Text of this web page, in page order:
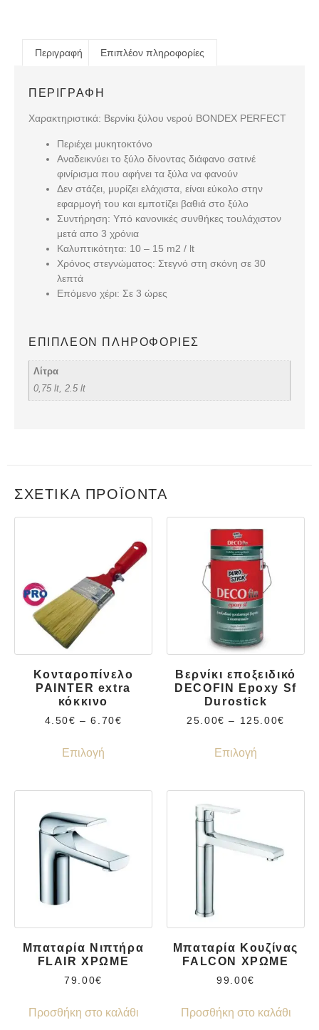
Περιγραφή Επιπλέον πληροφορίες
ΠΕΡΙΓΡΑΦΉ
Χαρακτηριστικά: Βερνίκι ξύλου νερού BONDEX PERFECT
Περιέχει μυκητοκτόνο
Αναδεικνύει το ξύλο δίνοντας διάφανο σατινέ
φινίρισμα που αφήνει τα ξύλα να φανούν
Δεν στάζει, μυρίζει ελάχιστα, είναι εύκολο στην
εφαρμογή του και εμποτίζει βαθιά στο ξύλο
Συντήρηση: Υπό κανονικές συνθήκες τουλάχιστον
μετά απο 3 χρόνια
Καλυπτικότητα: 10 – 15 m2 / lt
Χρόνος στεγνώματος: Στεγνό στη σκόνη σε 30
λεπτά
Επόμενο χέρι: Σε 3 ώρες
ΕΠΙΠΛΈΟΝ ΠΛΗΡΟΦΟΡΊΕΣ
Λίτρα
0,75 lt, 2.5 lt
ΣΧΕΤΙΚΆ ΠΡΟΪΌΝΤΑ
Κονταροπίνελο
PAINTER extra
κόκκινο
4.50€ – 6.70€
Επιλογή
Βερνίκι εποξειδικό
DECOFIN Epoxy Sf
Durostick
25.00€ – 125.00€
Επιλογή
Μπαταρία Νιπτήρα
FLAIR ΧΡΩΜΕ
79.00€
Προσθήκη στο καλάθι
Μπαταρία Κουζίνας
FALCON ΧΡΩΜΕ
99.00€
Προσθήκη στο καλάθι